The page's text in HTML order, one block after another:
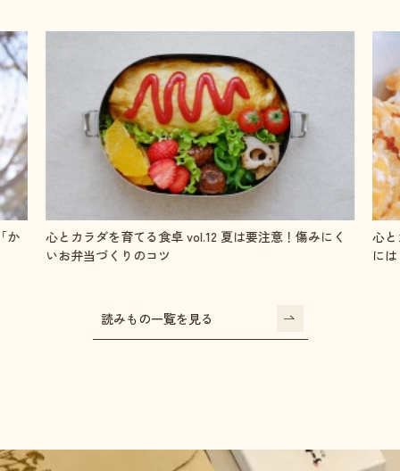
く
心とカラダを育てる食卓 vol.11 毎日チャージ！成長期
には「鉄」を摂ろう
心
整
読みもの一覧を見る